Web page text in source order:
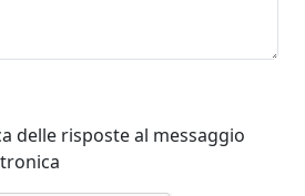
delle risposte al messaggio